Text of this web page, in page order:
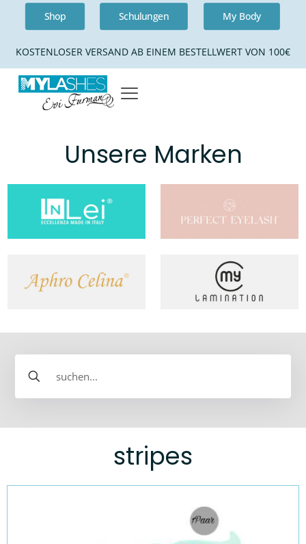
Shop Schulungen My Body
KOSTENLOSER VERSAND AB EINEM BESTELLWERT VON 100€
Unsere Marken
stripes